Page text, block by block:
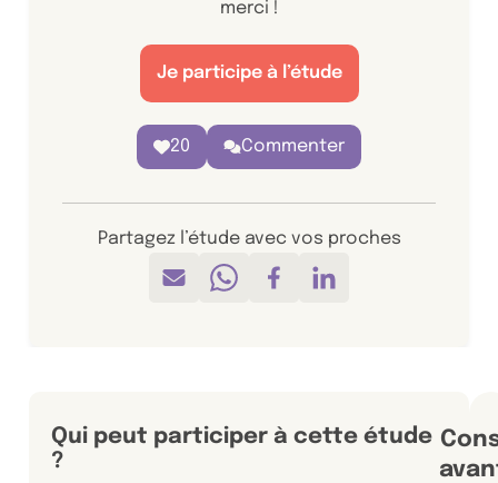
merci !
Je participe à l’étude
20
personnes aiment ce contenu.
Commenter
Partagez l’étude avec vos proches
Envoyer par mail
Partager sur Whatsapp
Partager sur Facebook
Partager sur
Qui peut participer à cette étude
?